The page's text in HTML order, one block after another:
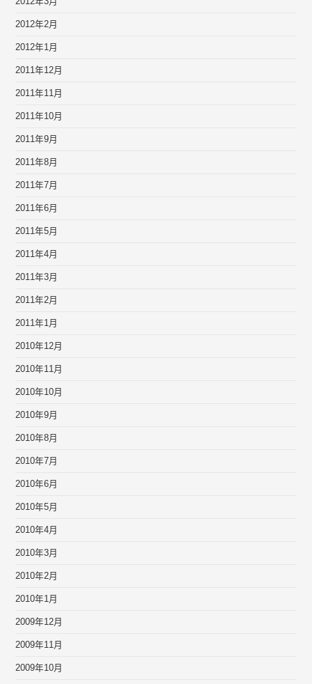
2012年2月
2012年1月
2011年12月
2011年11月
2011年10月
2011年9月
2011年8月
2011年7月
2011年6月
2011年5月
2011年4月
2011年3月
2011年2月
2011年1月
2010年12月
2010年11月
2010年10月
2010年9月
2010年8月
2010年7月
2010年6月
2010年5月
2010年4月
2010年3月
2010年2月
2010年1月
2009年12月
2009年11月
2009年10月